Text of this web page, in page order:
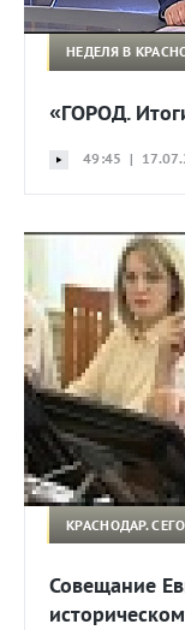
НЕДЕЛЯ В
«ГОРОД.
49:45 |
КРАСНОДАР.
Совещание